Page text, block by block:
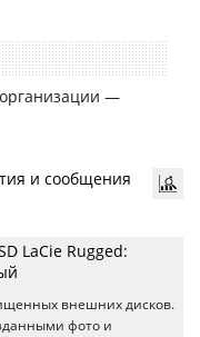
—
и сообщения
LaCie Rugged:
внешних дисков.
фото и